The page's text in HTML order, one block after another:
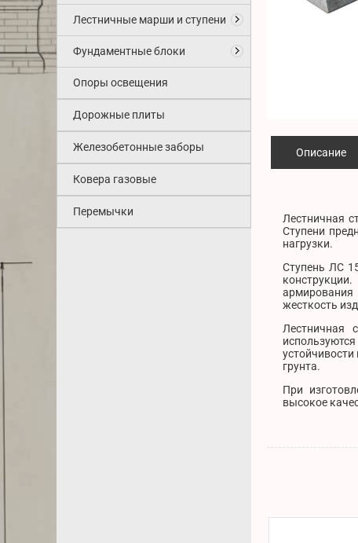
Лестничные марши и ступени
Фундаментные блоки
Опоры освещения
Дорожные плиты
Железобетонные заборы
Ковера газовые
Перемычки
Описание
Лестничная
Ступени
нагрузки.
Ступень ЛС
жесткость
Лестничная
грунта.
При
высокое